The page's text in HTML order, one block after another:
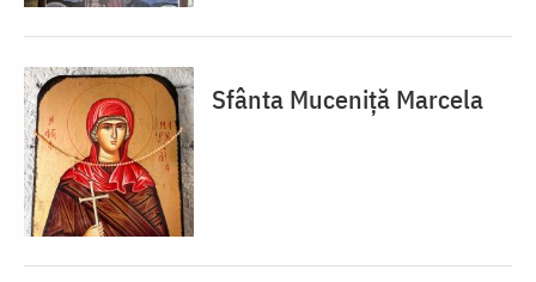
Sfânta Muceniță Marcela